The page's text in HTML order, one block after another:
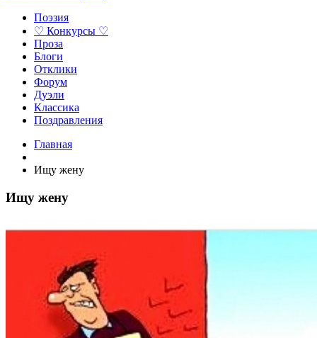
Поэзия
♡ Конкурсы ♡
Проза
Блоги
Отклики
Форум
Дуэли
Классика
Поздравления
Главная
Ищу жену
Ищу жену